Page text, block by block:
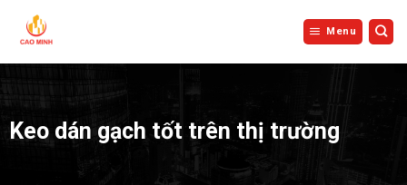
Menu
Keo dán gạch tốt trên thị trường